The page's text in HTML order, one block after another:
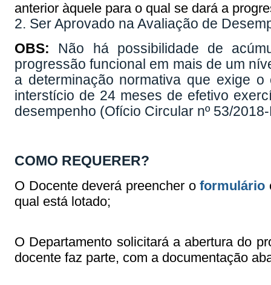
anterior àquele para o qual se dará a
2. Ser Aprovado na Avaliação de
OBS: Não há possibilidade de
progressão funcional em mais de um
a determinação normativa que exige
interstício de 24 meses de efetivo
desempenho (Ofício Circular nº 53/
COMO REQUERER?
O Docente deverá preencher oformulário
qual está lotado;
O Departamento solicitará a abertura do
docente faz parte, com a documentação